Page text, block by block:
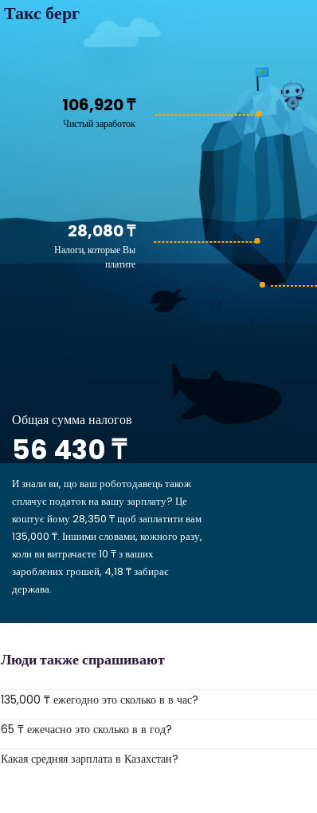
Такс берг
106,920 ₸
Чистый заработок
28,080 ₸
Налоги, которые Вы
платите
Общая сумма налогов
56 430 ₸
И знали ви, що ваш роботодавець також
сплачує податок на вашу зарплату? Це
коштує йому 28,350 ₸ щоб заплатити вам
135,000 ₸. Іншими словами, кожного разу,
коли ви витрачаєте 10 ₸ з ваших
зароблених грошей, 4,18 ₸ забирає
держава.
Люди также спрашивают
135,000 ₸ ежегодно это сколько в в час?
65 ₸ ежечасно это сколько в в год?
Какая средняя зарплата в Казахстан?